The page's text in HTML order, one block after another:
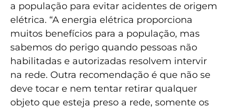
a população para evitar acidentes de origem
elétrica. “A energia elétrica proporciona
muitos benefícios para a população, mas
sabemos do perigo quando pessoas não
habilitadas e autorizadas resolvem intervir
na rede. Outra recomendação é que não se
deve tocar e nem tentar retirar qualquer
objeto que esteja preso a rede, somente os